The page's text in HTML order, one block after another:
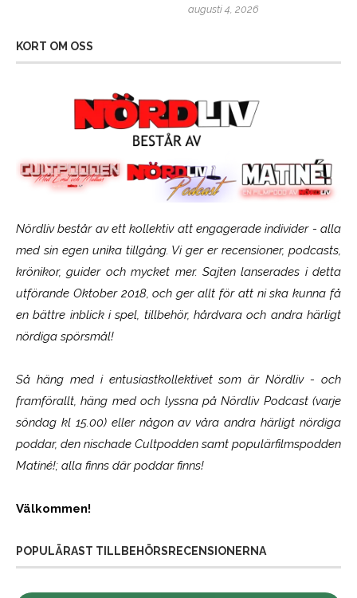
augusti 4, 2026
KORT OM OSS
Nördliv består av ett kollektiv att engagerade individer - alla
med sin egen unika tillgång. Vi ger er recensioner, podcasts,
krönikor, guider och mycket mer. Sajten lanserades i detta
utförande Oktober 2018, och ger allt för att ni ska kunna få
en bättre inblick i spel, tillbehör, hårdvara och andra härligt
nördiga spörsmål!
Så häng med i entusiastkollektivet som ärNördliv- och
framförallt, häng med och lyssna på Nördliv Podcast (varje
söndag kl 15.00) eller någon av våra andra härligt nördiga
poddar, den nischade Cultpodden samt populärfilmspodden
Matiné!; alla finns där poddar finns!
Välkommen!
POPULÄRAST TILLBEHÖRSRECENSIONERNA